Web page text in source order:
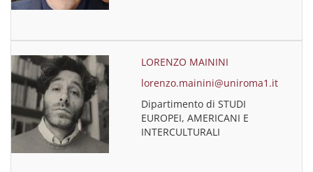
LORENZO MAININI
lorenzo.mainini@uniroma1.it
Dipartimento di STUDI
EUROPEI, AMERICANI E
INTERCULTURALI